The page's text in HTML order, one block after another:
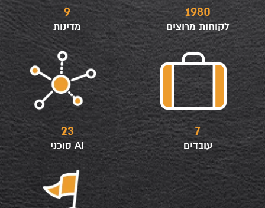
9
מדינות
1980
לקוחות מרוצים
23
סוכני AI
7
עובדים